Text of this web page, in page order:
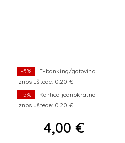
-5%
E-banking/gotovina
Iznos uštede: 0.20 €
-5%
Kartica jednokratno
Iznos uštede: 0.20 €
4,00 €